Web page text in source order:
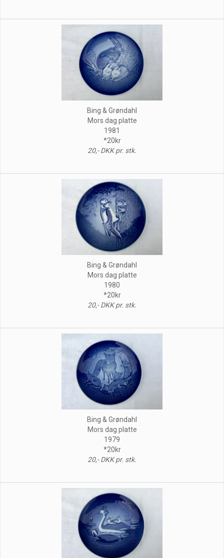
Bing & Grøndahl
Mors dag platte
1981
*20kr
20,- DKK pr. stk.
Bing & Grøndahl
Mors dag platte
1980
*20kr
20,- DKK pr. stk.
Bing & Grøndahl
Mors dag platte
1979
*20kr
20,- DKK pr. stk.